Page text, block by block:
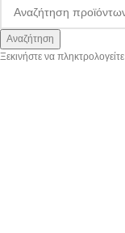
Αναζήτηση
Ξεκινήστε να